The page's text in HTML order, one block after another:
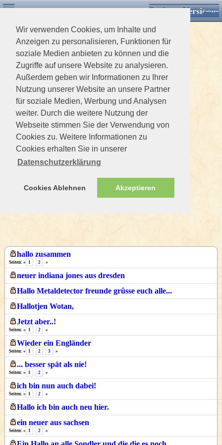
Wir verwenden Cookies, um Inhalte und
Anzeigen zu personalisieren, Funktionen für
soziale Medien anbieten zu können und die
Zugriffe auf unsere Website zu analysieren.
Außerdem geben wir Informationen zu Ihrer
Nutzung unserer Website an unsere Partner
für soziale Medien, Werbung und Analysen
weiter. Durch die weitere Nutzung der
Webseite stimmen Sie der Verwendung von
Cookies zu. Weitere Informationen zu
Cookies erhalten Sie in unserer
Datenschutzerklärung
Cookies Ablehnen Akzeptieren
Desktop VersionEinloggen
hallo zusammen
Seiten: « 1 2 »
neuer indiana jones aus dresden
Hallo Metaldetector freunde grûsse euch alle...
Hallotjen Wotan,
Jetzt aber..!
Seiten: « 1 2 »
Wieder ein Engländer
Seiten: « 1 2 3 »
... besser spät als nie!
Seiten: « 1 2 »
ich bin nun auch dabei!
Seiten: « 1 2 »
Hallo ich bin auch neu hier.
ein neuer aus sachsen
Seiten: « 1 2 »